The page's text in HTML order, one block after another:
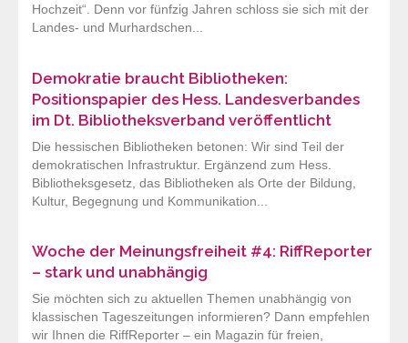
Hochzeit“. Denn vor fünfzig Jahren schloss sie sich mit der
Landes- und Murhardschen...
Demokratie braucht Bibliotheken:
Positionspapier des Hess. Landesverbandes
im Dt. Bibliotheksverband veröffentlicht
Die hessischen Bibliotheken betonen: Wir sind Teil der
demokratischen Infrastruktur. Ergänzend zum Hess.
Bibliotheksgesetz, das Bibliotheken als Orte der Bildung,
Kultur, Begegnung und Kommunikation...
Woche der Meinungsfreiheit #4: RiffReporter
– stark und unabhängig
Sie möchten sich zu aktuellen Themen unabhängig von
klassischen Tageszeitungen informieren? Dann empfehlen
wir Ihnen die RiffReporter – ein Magazin für freien,